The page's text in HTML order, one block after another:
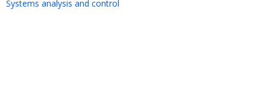
Systems analysis and control